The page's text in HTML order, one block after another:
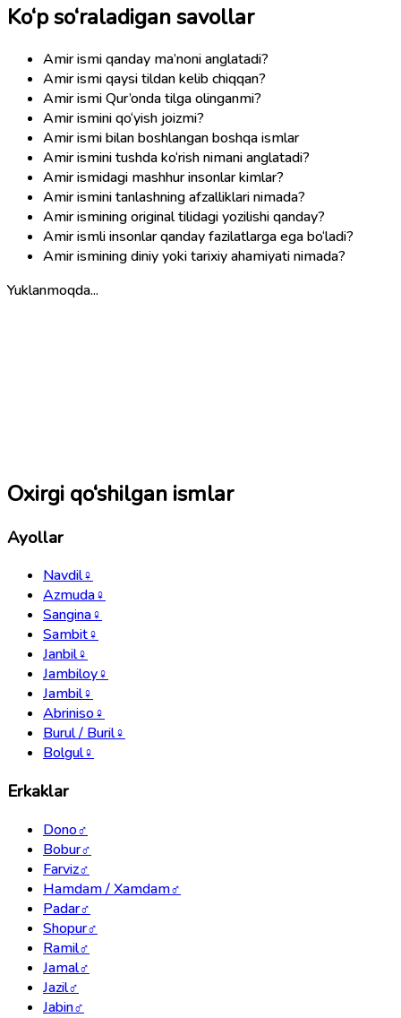
Ko‘p so‘raladigan savollar
Amir ismi qanday ma’noni anglatadi?
Amir ismi qaysi tildan kelib chiqqan?
Amir ismi Qur’onda tilga olinganmi?
Amir ismini qo‘yish joizmi?
Amir ismi bilan boshlangan boshqa ismlar
Amir ismini tushda ko‘rish nimani anglatadi?
Amir ismidagi mashhur insonlar kimlar?
Amir ismini tanlashning afzalliklari nimada?
Amir ismining original tilidagi yozilishi qanday?
Amir ismli insonlar qanday fazilatlarga ega bo‘ladi?
Amir ismining diniy yoki tarixiy ahamiyati nimada?
Yuklanmoqda...
Oxirgi qo‘shilgan ismlar
Ayollar
Navdil♀
Azmuda♀
Sangina♀
Sambit♀
Janbil♀
Jambiloy♀
Jambil♀
Abriniso♀
Burul / Buril♀
Bolgul♀
Erkaklar
Dono♂
Bobur♂
Farviz♂
Hamdam / Xamdam♂
Padar♂
Shopur♂
Ramil♂
Jamal♂
Jazil♂
Jabin♂